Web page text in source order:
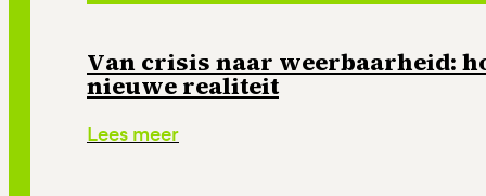
Van crisis naar weerbaarheid:
nieuwe realiteit
Lees meer